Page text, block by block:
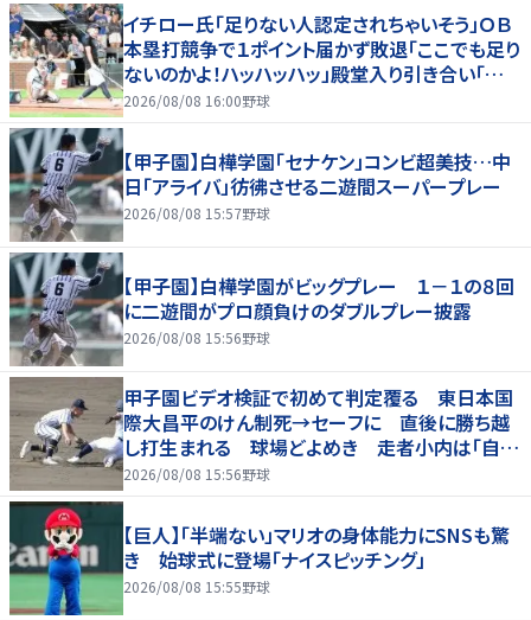
イチロー氏「足りない人認定されちゃいそう」ＯＢ
本塁打競争で１ポイント届かず敗退「ここでも足り
ないのかよ！ハッハッハッ」殿堂入り引き合い「誰か
に分析してもらわないと」
2026/08/08 16:00野球
【甲子園】白樺学園「セナケン」コンビ超美技…中
日「アライバ」彷彿させる二遊間スーパープレー
2026/08/08 15:57野球
【甲子園】白樺学園がビッグプレー １－１の８回
に二遊間がプロ顔負けのダブルプレー披露
2026/08/08 15:56野球
甲子園ビデオ検証で初めて判定覆る 東日本国
際大昌平のけん制死→セーフに 直後に勝ち越
し打生まれる 球場どよめき 走者小内は「自信
があった」
2026/08/08 15:56野球
【巨人】「半端ない」マリオの身体能力にSNSも驚
き 始球式に登場「ナイスピッチング」
2026/08/08 15:55野球